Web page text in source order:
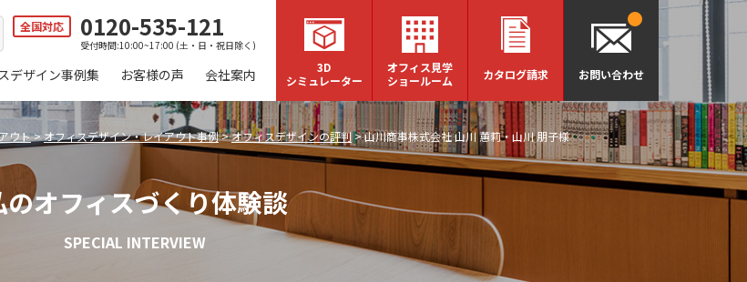
全国対応 0120-535-121
受付時間:10:00~17:00 (土・日・祝日除く)
デザイン事例集 お客様の声 会社案内
3D
シミュレーター
オフィス見学
ショールーム
カタログ請求 お問い合わせ
ウト>オフィスデザイン・レイアウト事例>オフィスデザインの評判>山川商事株式会社 山川 蕙莉・山川 朋子様
のオフィスづくり体験談
SPECIAL INTERVIEW